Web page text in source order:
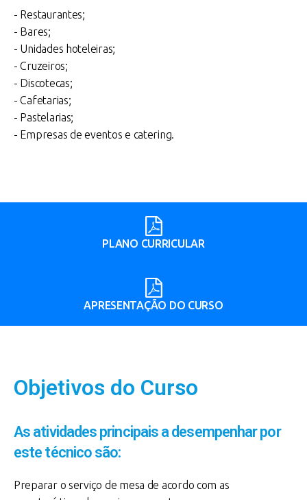
- Restaurantes;
- Bares;
- Unidades hoteleiras;
- Cruzeiros;
- Discotecas;
- Cafetarias;
- Pastelarias;
- Empresas de eventos e catering.
PLANO CURRICULAR
APRESENTAÇÃO DO CURSO
Objetivos do Curso
As atividades principais a desempenhar por
este técnico são:
Preparar o serviço de mesa de acordo com as